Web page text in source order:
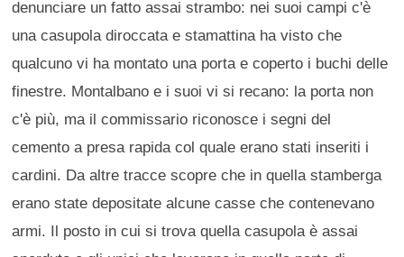
denunciare un fatto assai strambo: nei suoi campi c'è
una casupola diroccata e stamattina ha visto che
qualcuno vi ha montato una porta e coperto i buchi delle
finestre. Montalbano e i suoi vi si recano: la porta non
c'è più, ma il commissario riconosce i segni del
cemento a presa rapida col quale erano stati inseriti i
cardini. Da altre tracce scopre che in quella stamberga
erano state depositate alcune casse che contenevano
armi. Il posto in cui si trova quella casupola è assai